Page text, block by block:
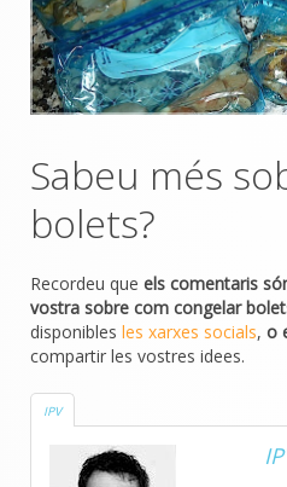
Sabeu més
bolets?
Recordeu que els comentaris
vostra sobre com congelar
disponibles les xarxes socials, o
compartir les vostres idees.
IPV